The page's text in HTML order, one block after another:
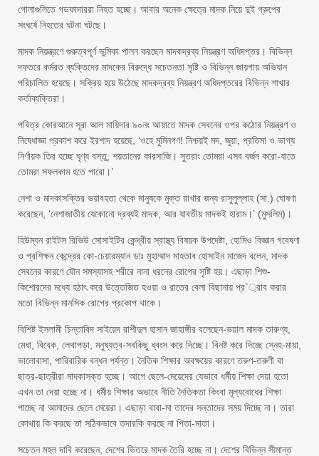
গোলাগুলিতে গডফাদাররা নিহত হচ্ছে। আবার অনেক ক্ষেত্রে মাদক নিয়ে দুই গ্রুপের
সংঘর্ষে নিহতের ঘটনা ঘটছে।
মাদক নিয়ন্ত্রণে গুরুত্বপূর্ণ ভুমিকা পালন করছেন মাদকদ্রব্য নিয়ন্ত্রণ অধিদপ্তর। বিভিন্ন
দফতরে কর্মরত ব্যক্তিদের মাদকের বিরুদ্ধে সচেতনতা সৃষ্টি ও বিভিন্ন জায়গায় অভিযান
পরিচালিত হয়েছে। সক্রিয় হয়ে উঠেছে মাদকদ্রব্য নিয়ন্ত্রণ অধিদপ্তরের বিভিন্ন শাখার
কর্তাব্যক্তিরা।
পবিত্র কোরআনে সূরা আল মায়িদার ৯০নং আয়াতে মাদক সেবনের ওপর কঠোর নিয়ন্ত্রণ ও
নিষেধাজ্ঞা প্রকাশ করে ইরশাদ হয়েছে, ‘ওহে মুমিনগণ! নিশ্চয়ই মদ, জুয়া, প্রতিমা ও ভাগ্য
নির্ণায়ক তির হচ্ছে ঘৃণ্য বস্তু, শয়তানের কারসাজি। সুতরাং তোমরা এসব বর্জন করো-যাতে
তোমরা সফলকাম হতে পারো।’
নেশা ও মাদকাসক্তির ভয়াবহতা থেকে মানুষকে মুক্ত রাখার জন্য রাসুলুল্লাহ (সা.) ঘোষণা
করেছেন, ‘নেশাজাতীয় যেকোনো দ্রব্যই মাদক, আর যাবতীয় মাদকই হারাম।’ (মুসলিম)।
হিউম্যন রাইটস রিভিউ সোসাইটির কেন্দ্রীয় স্বাস্থ্য বিষয়ক উপদেষ্টা, হোমিও বিজ্ঞান গবেষণা
ও প্রশিক্ষন কেন্দ্রের কো-চেয়ারম্যান ডাঃ মুহাম্মাদ মাহতাব হোসাইন মাজেদ বলেন, মাদক
সেবনের কারণে যৌন সমস্যাসহ শরীরে নানা ধরনের রোগের সৃষ্টি হয়। এছাড়া শিশু-
কিশোরদের মধ্যে হঠাৎ করে উত্তেজিত হওয়া ও রাতের বেলা বিছানায় প্র¯্রাব করার
মতো বিভিন্ন মানসিক রোগের প্রকোপ থাকে।
বিশিষ্ট ইসলামী চিন্তাবিদ সাইয়েদ রাশীদুল হাসান জাহাঙ্গীর বলেছেন-ভয়াল মাদক তারুণ্য,
মেধা, বিবেক, লেখাপড়া, মনুষ্যত্ব-সবকিছু ধ্বংস করে দিচ্ছে। বিনষ্ট করে দিচ্ছে স্নেহ-মায়া,
ভালোবাসা, পারিবারিক বন্ধন পর্যন্ত। নৈতিক শিক্ষার অবক্ষয়ের কারণে তরুণ-তরুণী বা
ছাত্র-ছাত্রীরা মাদকাসক্ত হচ্ছে। আগে ছেলে-মেয়েদের যেভাবে ধর্মীয় শিক্ষা দেয়া হতো
এখন তা দেয়া হচ্ছে না। ধর্মীয় শিক্ষার অভাবে নীতি নৈতিকতা কিংবা মূল্যবোধের শিক্ষা
পাচ্ছে না আমাদের ছেলে মেয়েরা। এছাড়া বাবা-মা তাদের সন্তাদের সময় দিচ্ছে না। তারা
কোথায় কি করছে তা সঠিকভাবে তদারকি করছে না পিতা-মাতা।
সচেতন মহল দাবি করেছেন, দেশের ভিতরে মাদক তৈরি হচ্ছে না। দেশের বিভিন্ন সীমান্ত